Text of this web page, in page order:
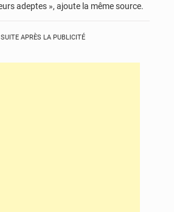
adeptes », ajoute la même source.
SUITE APRÈS LA PUBLICITÉ